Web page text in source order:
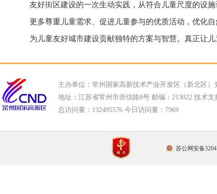
友好街区建设的一次生动实践，从符合儿童尺度的设
更多尊重儿童需求、促进儿童参与的优质活动，优化
为儿童友好城市建设贡献独特的方案与智慧。真正让
主办单位：常州国家高新技术产业开发区（新北区）
地址：江苏省常州市崇信路8号 邮编：213022 技术支
总访问量： 132495576 今日访问量： 7969
苏公网安备